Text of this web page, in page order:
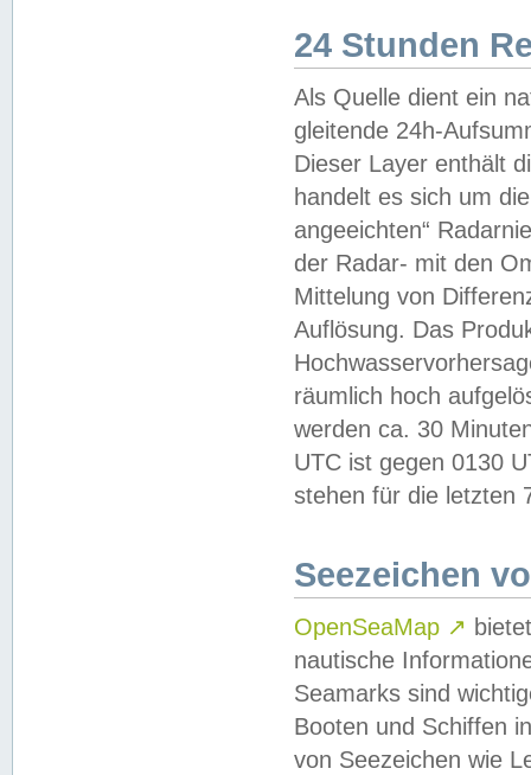
24 Stunden
Als Quelle dient ein
gleitende 24h-
Dieser Layer enthält
handelt es sich um
angeeichten“
der Radar- mit den
Mittelung von
Auflösung. Das
räumlich hoch
werden ca. 30
UTC ist gegen 0130
stehen für die letzten
Seezeichen
OpenSeaMap ↗
nautische
Seamarks sind
Booten und Schiffen
von Seezeichen wie